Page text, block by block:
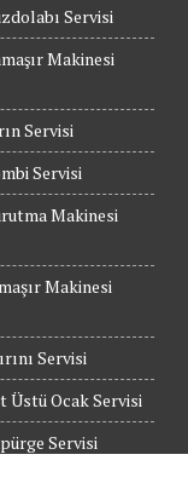
Servisi
Makinesi
Servisi
Servisi
Makinesi
Makinesi
Servisi
Üstü Ocak Servisi
Servisi